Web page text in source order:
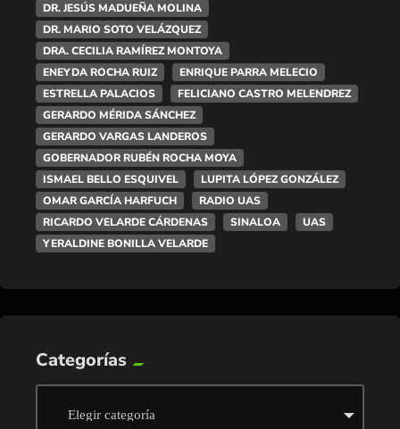
DR. JESÚS MADUEÑA MOLINA
DR. MARIO SOTO VELÁZQUEZ
DRA. CECILIA RAMÍREZ MONTOYA
ENEYDA ROCHA RUIZ
ENRIQUE PARRA MELECIO
ESTRELLA PALACIOS
FELICIANO CASTRO MELENDREZ
GERARDO MÉRIDA SÁNCHEZ
GERARDO VARGAS LANDEROS
GOBERNADOR RUBÉN ROCHA MOYA
ISMAEL BELLO ESQUIVEL
LUPITA LÓPEZ GONZÁLEZ
OMAR GARCÍA HARFUCH
RADIO UAS
RICARDO VELARDE CÁRDENAS
SINALOA
UAS
YERALDINE BONILLA VELARDE
Categorías